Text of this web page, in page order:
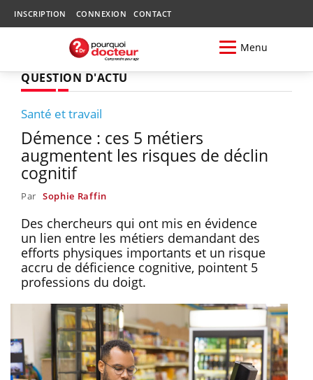
INSCRIPTION CONNEXION CONTACT
Menu
QUESTION D'ACTU
Santé et travail
Démence : ces 5 métiers
augmentent les risques de déclin
cognitif
Par Sophie Raffin
Des chercheurs qui ont mis en évidence
un lien entre les métiers demandant des
efforts physiques importants et un risque
accru de déficience cognitive, pointent 5
professions du doigt.